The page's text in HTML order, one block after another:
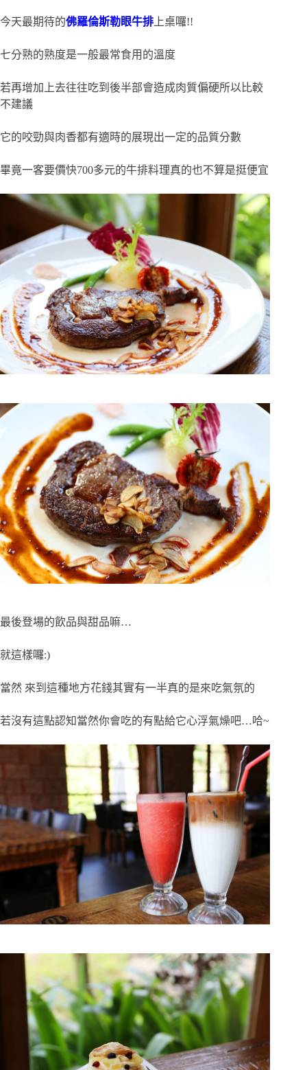
今天最期待的佛羅倫斯勒眼牛排上桌囉!!
七分熟的熟度是一般最常食用的溫度
若再增加上去往往吃到後半部會造成肉質偏硬所以比較
不建議
它的咬勁與肉香都有適時的展現出一定的品質分數
畢竟一客要價快700多元的牛排料理真的也不算是挺便宜
最後登場的飲品與甜品嘛…
就這樣囉:)
當然 來到這種地方花錢其實有一半真的是來吃氣氛的
若沒有這點認知當然你會吃的有點給它心浮氣燥吧…哈~